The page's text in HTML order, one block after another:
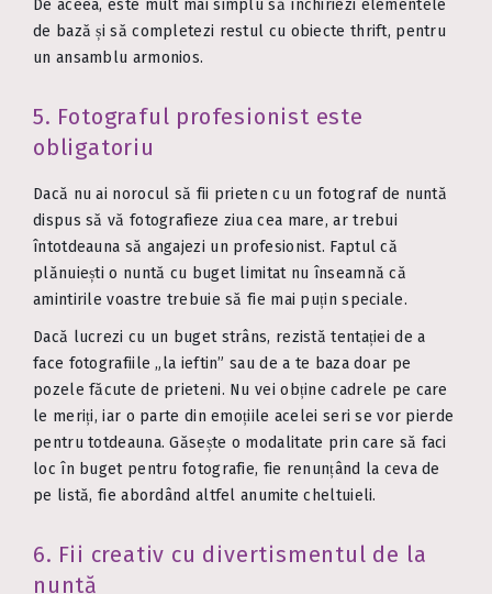
De aceea, este mult mai simplu să închiriezi elementele
de bază și să completezi restul cu obiecte thrift, pentru
un ansamblu armonios.
5. Fotograful profesionist este
obligatoriu
Dacă nu ai norocul să fii prieten cu un fotograf de nuntă
dispus să vă fotografieze ziua cea mare, ar trebui
întotdeauna să angajezi un profesionist. Faptul că
plănuiești o nuntă cu buget limitat nu înseamnă că
amintirile voastre trebuie să fie mai puțin speciale.
Dacă lucrezi cu un buget strâns, rezistă tentației de a
face fotografiile „la ieftin” sau de a te baza doar pe
pozele făcute de prieteni. Nu vei obține cadrele pe care
le meriți, iar o parte din emoțiile acelei seri se vor pierde
pentru totdeauna. Găsește o modalitate prin care să faci
loc în buget pentru fotografie, fie renunțând la ceva de
pe listă, fie abordând altfel anumite cheltuieli.
6. Fii creativ cu divertismentul de la
nuntă